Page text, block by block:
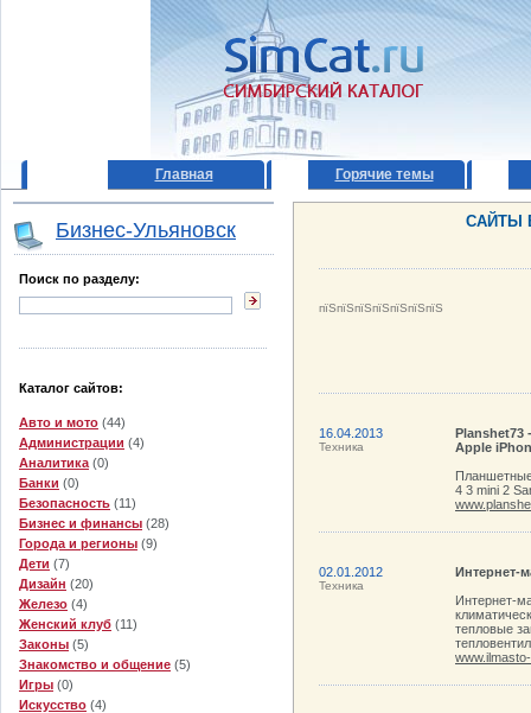
Главная Горячие темы
Бизнес-Ульяновск
Поиск по разделу:
Каталог сайтов:
Авто и мото (44)
Администрации (4)
Аналитика (0)
Банки (0)
Безопасность (11)
Бизнес и финансы (28)
Города и регионы (9)
Дети (7)
Дизайн (20)
Железо (4)
Женский клуб (11)
Законы (5)
Знакомство и общение (5)
Игры (0)
Искусство (4)
САЙТЫ
пїЅпїЅпїЅпїЅпїЅпїЅпїЅ
16.04.2013
Техника
Planshet73
Apple
4 3 mini 2
02.01.2012
Техника
Интернет-
Интернет-
тепловые